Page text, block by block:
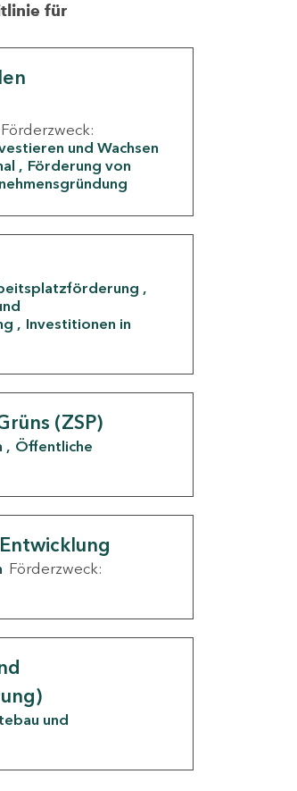
für
Förderzweck:
und Wachsen
Förderung von
Investitionen in
(ZSP)
Öffentliche
Förderzweck:
und